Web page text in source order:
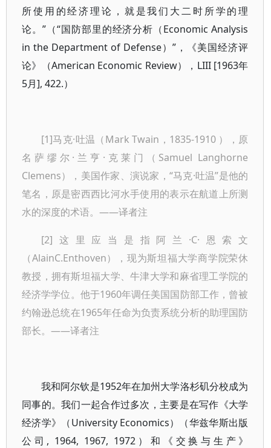
所使用的经济理论，就是我们大二时所学的理
论。”（“国防部里的经济分析（Economic Analysis
in the Department of Defense）”，《美国经济评
论》（American Economic Review），LIII [1963年
5月], 422.）
[1]马克·吐温（Mark Twain，1835-1910 ），原
名萨缪尔·兰亨·克莱门（Samuel Langhorne
Clemens），美国作家、演说家，“马克·吐温”是他的
笔名，原是密西西比河水手使用的表示在航道上所测
水的深度的术语。——译者注
[2]这里应当是指阿兰·C·恩索文
（AlainC.Enthoven），现为斯坦福大学商学院荣休
教授，拥有斯坦福大学、牛津大学和麻省理工学院的
经济学学位。他于1960年调任美国国防部工作，曾被
约翰逊总统在1965年任命为负责系统分析的助理国防
部长。——译者注
我和阿尔钦是1952年在加州大学洛杉矶分校成为
同事的。我们一起合作过多次，主要是在写作《大学
经济学》（University Economics）（华兹华斯出版
公司, 1964, 1967, 1972）和《交换与生产》